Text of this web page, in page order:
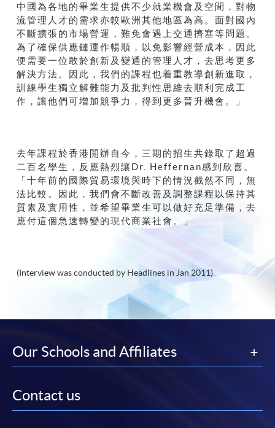
中國為各地的畢業生提供不少就業機會及空間，對物
流管理人才的需求亦較歐洲其他地區為高。面對國內
不斷擴張的市場營運，難免會遇上交通擠塞等問題。
為了確保供應鏈運作暢順，以免影響經營成本，因此
便需要一位敢於創新及變通的管理人才，去思考更多
解決方法。因此，我們的課程也着重教導創新進取，
訓練學生獨立解難能力及批判性思維去順利完成工
作，讓他們可增加競爭力，得到更多晉升機會。」
去年課程於香港開辦自今，三期的招生共錄取了超過
二百名學生，反應熱烈讓Dr. Heffernan感到欣喜。
「十年前的國際貿易環境與時下的情況截然不同，無
法比較。因此，我們會不斷改善及調整課程以保持其
質素及實用性，並希望畢業生可以做好充足準備，去
應付這個急速轉變的現代商業社會。」
(Interview was conducted by Headlines in Jan 2011)
Our Schools and Affiliates
Contact us